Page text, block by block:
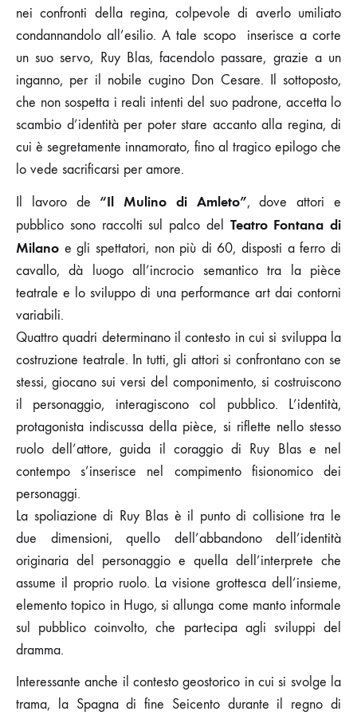
nei confronti della regina, colpevole di averlo umiliato
condannandolo all’esilio. A tale scopo inserisce a corte
un suo servo, Ruy Blas, facendolo passare, grazie a un
inganno, per il nobile cugino Don Cesare. Il sottoposto,
che non sospetta i reali intenti del suo padrone, accetta lo
scambio d’identità per poter stare accanto alla regina, di
cui è segretamente innamorato, fino al tragico epilogo che
lo vede sacrificarsi per amore.
Il lavoro de “Il Mulino di Amleto”, dove attori e
pubblico sono raccolti sul palco del Teatro Fontana di
Milano e gli spettatori, non più di 60, disposti a ferro di
cavallo, dà luogo all’incrocio semantico tra la pièce
teatrale e lo sviluppo di una performance art dai contorni
variabili.
Quattro quadri determinano il contesto in cui si sviluppa la
costruzione teatrale. In tutti, gli attori si confrontano con se
stessi, giocano sui versi del componimento, si costruiscono
il personaggio, interagiscono col pubblico. L’identità,
protagonista indiscussa della pièce, si riflette nello stesso
ruolo dell’attore, guida il coraggio di Ruy Blas e nel
contempo s’inserisce nel compimento fisionomico dei
personaggi.
La spoliazione di Ruy Blas è il punto di collisione tra le
due dimensioni, quello dell’abbandono dell’identità
originaria del personaggio e quella dell’interprete che
assume il proprio ruolo. La visione grottesca dell’insieme,
elemento topico in Hugo, si allunga come manto informale
sul pubblico coinvolto, che partecipa agli sviluppi del
dramma.
Interessante anche il contesto geostorico in cui si svolge la
trama, la Spagna di fine Seicento durante il regno di